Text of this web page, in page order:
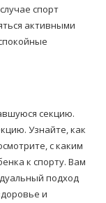
спорт
активными
секцию.
Узнайте, как
с каким
к спорту. Вам
подход
и